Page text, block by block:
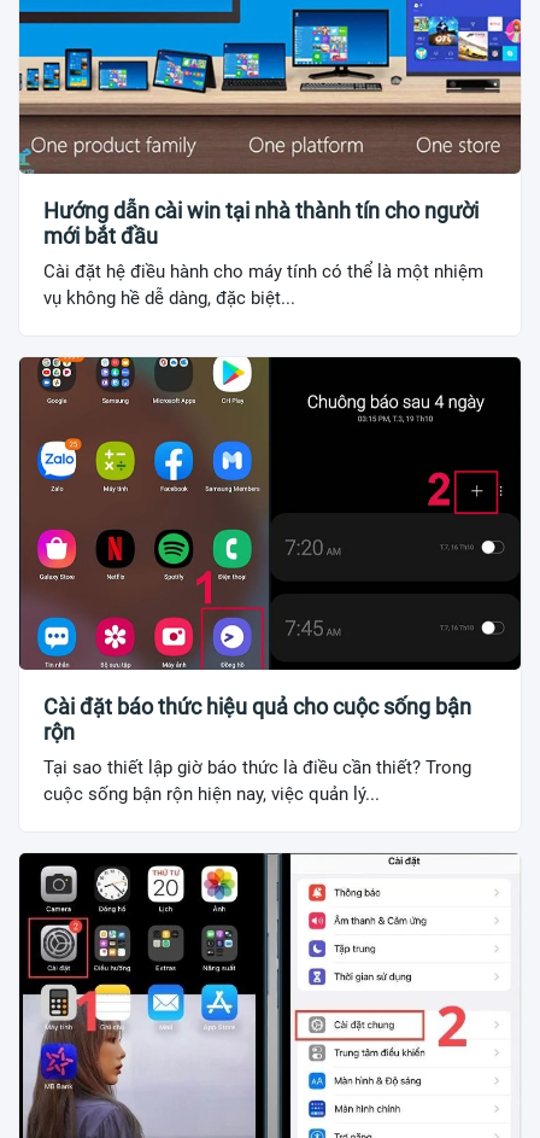
Hướng dẫn cài win tại nhà thành tín cho người
mới bắt đầu
Cài đặt hệ điều hành cho máy tính có thể là một nhiệm
vụ không hề dễ dàng, đặc biệt...
Cài đặt báo thức hiệu quả cho cuộc sống bận
rộn
Tại sao thiết lập giờ báo thức là điều cần thiết? Trong
cuộc sống bận rộn hiện nay, việc quản lý...